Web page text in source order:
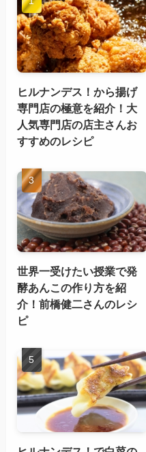
ヒルナンデス！から揚げ
専門店の極意を紹介！大
人気専門店の店主さんお
すすめのレシピ
世界一受けたい授業で発
酵あんこの作り方を紹
介！前橋健二さんのレシ
ピ